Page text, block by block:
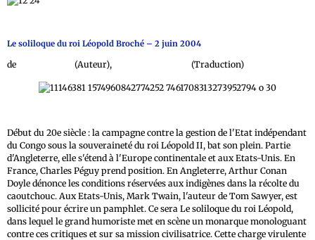
Le soliloque du roi Léopold Broché – 2 juin 2004
de (Auteur), (Traduction)
Début du 20e siècle : la campagne contre la gestion de l'Etat indépendant
du Congo sous la souveraineté du roi Léopold II, bat son plein. Partie
d'Angleterre, elle s'étend à l'Europe continentale et aux Etats-Unis. En
France, Charles Péguy prend position. En Angleterre, Arthur Conan
Doyle dénonce les conditions réservées aux indigènes dans la récolte du
caoutchouc. Aux Etats-Unis, Mark Twain, l'auteur de Tom Sawyer, est
sollicité pour écrire un pamphlet. Ce sera Le soliloque du roi Léopold,
dans lequel le grand humoriste met en scène un monarque monologuant
contre ces critiques et sur sa mission civilisatrice. Cette charge virulente